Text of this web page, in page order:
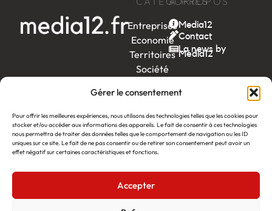
Gérer le consentement
Pour offrir les meilleures expériences, nous utilisons des technologies telles que les cookies pour
stocker et/ou accéder aux informations des appareils. Le fait de consentir à ces technologies
nous permettra de traiter des données telles que le comportement de navigation ou les ID
uniques sur ce site. Le fait de ne pas consentir ou de retirer son consentement peut avoir un
effet négatif sur certaines caractéristiques et fonctions.
Accepter
Entreprises
Economie
Territoires
Société
end
Ambition
by EDF
itw
by
Léa
Media12
Contact
La news by
Média12